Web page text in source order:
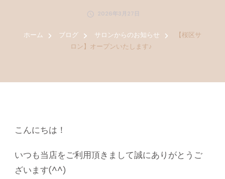
2026年3月27日
ホーム ブログ サロンからのお知らせ
【桜区サ
ロン】オープンいたします♪
こんにちは！
いつも当店をご利用頂きまして誠にありがとうご
ざいます(^^)